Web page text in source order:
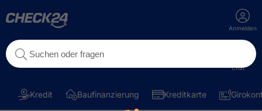
Anmelden
Chat
Kredit Baufinanzierung Kreditkarte